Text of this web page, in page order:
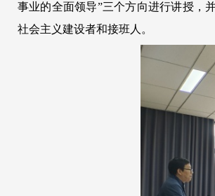
事业的全面领导”三个方向进行讲授，
社会主义建设者和接班人。